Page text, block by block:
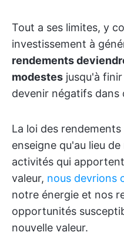
Tout a ses limites, y
investissement à
rendements
modestes jusqu'à
devenir négatifs dans
La loi des
enseigne qu'au lieu
activités qui
valeur, nous devrions
notre énergie et nos
opportunités
nouvelle valeur.